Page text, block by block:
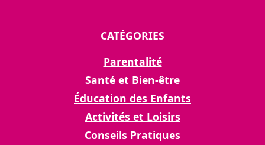
CATÉGORIES
Parentalité
Santé et Bien-être
Éducation des Enfants
Activités et Loisirs
Conseils Pratiques